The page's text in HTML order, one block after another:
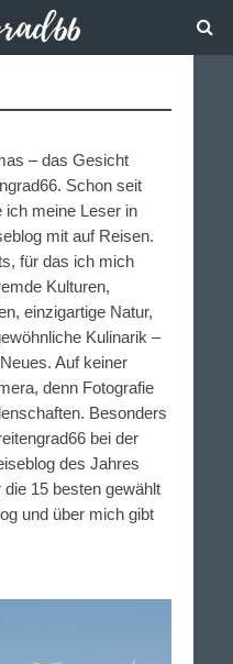
– das Gesicht
Schon seit
ich meine Leser in
mit auf Reisen.
für das ich mich
Kulturen,
einzigartige Natur,
Kulinarik –
Auf keiner
denn Fotografie
Besonders
bei der
des Jahres
15 besten gewählt
und über mich gibt